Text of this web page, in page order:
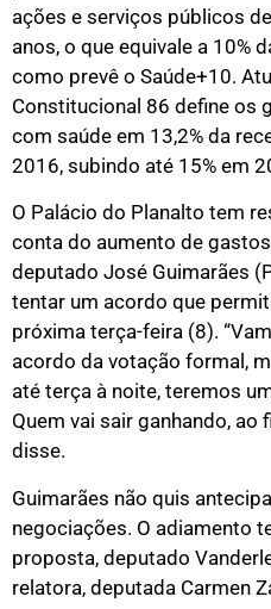
ações e serviços públicos
anos, o que equivale a 10%
como prevê o Saúde+10.
Constitucional 86 define os
com saúde em 13,2% da
2016, subindo até 15% em
O Palácio do Planalto tem
conta do aumento de
deputado José Guimarães
tentar um acordo que
próxima terça-feira (8).
acordo da votação formal,
até terça à noite, teremos
Quem vai sair ganhando, ao
disse.
Guimarães não quis
negociações. O adiamento
proposta, deputado
relatora, deputada Carmen